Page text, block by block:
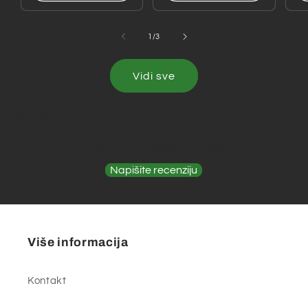
1 /od
3
Vidi sve
Napišite recenziju
Više informacija
Kontakt